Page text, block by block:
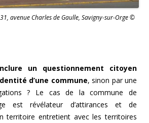
avenue Charles de Gaulle, Savigny-sur-Orge ©
un questionnement citoyen
d’une commune, sinon par une
? Le cas de la commune de
est révélateur d’attirances et de
territoire entretient avec les territoires